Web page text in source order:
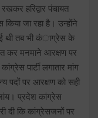
हरिद्वार पंचायत
जा रहा है। उन्होंने
हुई थी तब भी कंाग्रेस के
कर मनमाने आरक्षण पर
पार्टी लगातार मांग
पदों पर आरक्षण को सही
प्रदेश कांग्रेस
दी कि कांग्रेसजनों पर